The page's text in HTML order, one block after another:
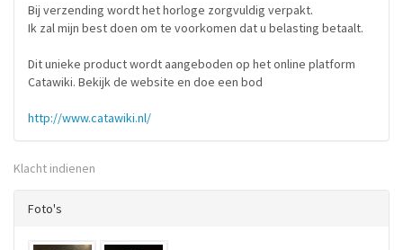
Bij verzending wordt het horloge zorgvuldig verpakt.
Ik zal mijn best doen om te voorkomen dat u belasting betaalt.
Dit unieke product wordt aangeboden op het online platform
Catawiki. Bekijk de website en doe een bod
http://www.catawiki.nl/
Klacht indienen
Foto's